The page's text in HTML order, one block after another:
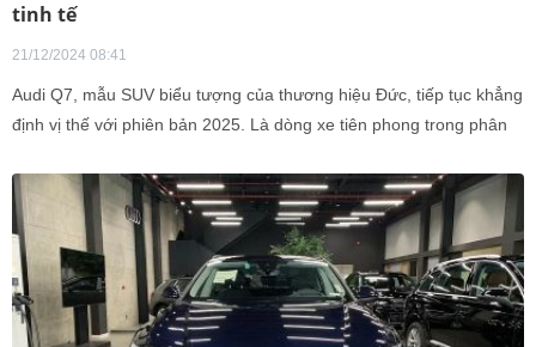
tinh tế
21/12/2024 08:41
Audi Q7, mẫu SUV biểu tượng của thương hiệu Đức, tiếp tục khẳng
định vị thế với phiên bản 2025. Là dòng xe tiên phong trong phân
tiến để trở thành chuẩn mực của sự sang trọng và công nghệ hiện
đại.